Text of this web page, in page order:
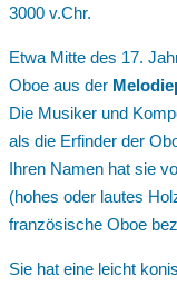
3000 v.Chr.
Etwa Mitte des 17.
Oboe aus der
Die Musiker und
als die Erfinder der
Ihren Namen hat sie
(hohes oder lautes
französische Oboe
Sie hat eine leicht